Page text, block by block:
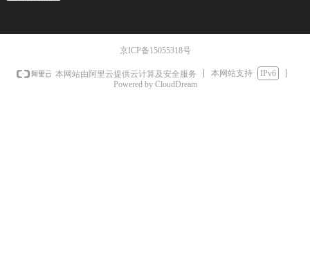
京ICP备15055318号
本网站由阿里云提供云计算及安全服务 本网站支持
IPv6
Powered by CloudDream